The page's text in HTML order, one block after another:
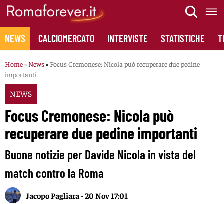
Skip
content
NEWS CALCIOMERCATO INTERVISTE STATISTICHE
Home» News» Focus Cremonese: Nicola può recuperare due pedine
importanti
NEWS
Focus Cremonese: Nicola può
recuperare due pedine importanti
Buone notizie per Davide Nicola in vista del
match contro la Roma
Jacopo Pagliara -20 Nov 17:01